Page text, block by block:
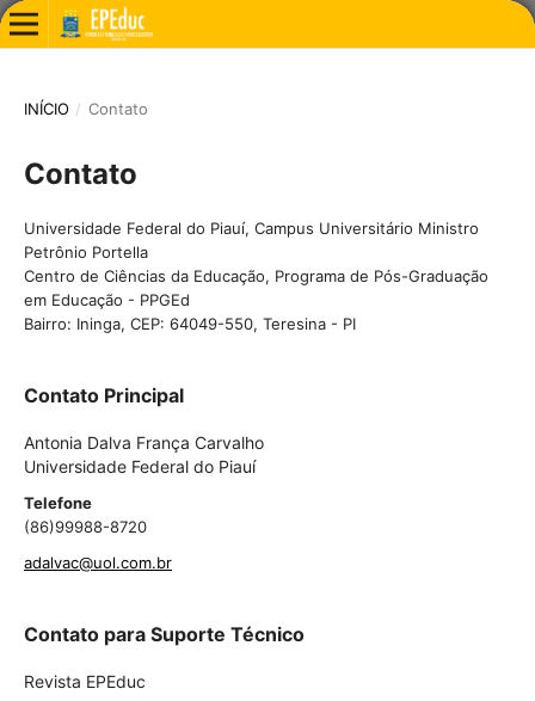
INÍCIO / Contato
Contato
Universidade Federal do Piauí, Campus Universitário Ministro
Petrônio Portella
Centro de Ciências da Educação, Programa de Pós-Graduação
em Educação - PPGEd
Bairro: Ininga, CEP: 64049-550, Teresina - PI
Contato Principal
Antonia Dalva França Carvalho
Universidade Federal do Piauí
Telefone
(86)99988-8720
adalvac@uol.com.br
Contato para Suporte Técnico
Revista EPEduc